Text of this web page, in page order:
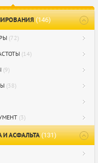
(146)
(72)
(14)
(9)
(38)
(3)
И АСФАЛЬТА(131)